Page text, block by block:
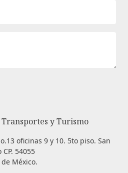
Transportes y Turismo
oficinas 9 y 10. 5to piso. San
54055
México.